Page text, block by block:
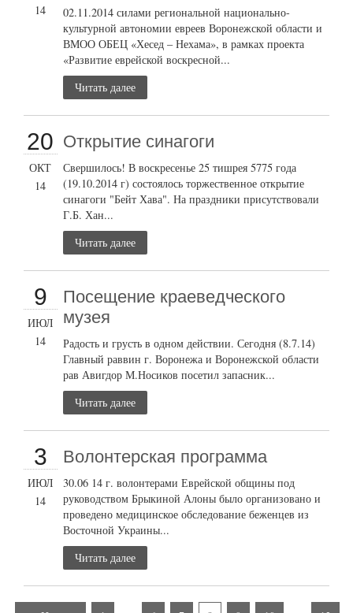
14
02.11.2014 силами региональной национально-
культурной автономии евреев Воронежской области и
ВМОО ОБЕЦ «Хесед – Нехама», в рамках проекта
«Развитие еврейской воскресной...
Читать далее
20
ОКТ
14
Открытие синагоги
Свершилось! В воскресенье 25 тишрея 5775 года
(19.10.2014 г) состоялось торжественное открытие
синагоги "Бейт Хава". На праздники присутствовали
Г.Б. Хан...
Читать далее
9
ИЮЛ
14
Посещение краеведческого
музея
Радость и грусть в одном действии. Сегодня (8.7.14)
Главный раввин г. Воронежа и Воронежской области
рав Авигдор М.Носиков посетил запасник...
Читать далее
3
ИЮЛ
14
Волонтерская программа
30.06 14 г. волонтерами Еврейской общины под
руководством Брыкиной Алоны было организовано и
проведено медицинское обследование беженцев из
Восточной Украины...
Читать далее